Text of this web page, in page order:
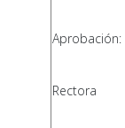
Aprobación:
Rectora